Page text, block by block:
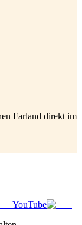
Farland direkt im
YouTube